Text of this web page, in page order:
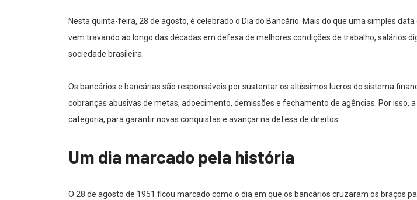
Nesta quinta-feira, 28 de agosto, é celebrado o Dia do Bancário. Mais do que uma simples
vem travando ao longo das décadas em defesa de melhores condições de trabalho, salários
sociedade brasileira.
Os bancários e bancárias são responsáveis por sustentar os altíssimos lucros do sistema
cobranças abusivas de metas, adoecimento, demissões e fechamento de agências. Por
categoria, para garantir novas conquistas e avançar na defesa de direitos.
Um dia marcado pela história
O 28 de agosto de 1951 ficou marcado como o dia em que os bancários cruzaram os braços